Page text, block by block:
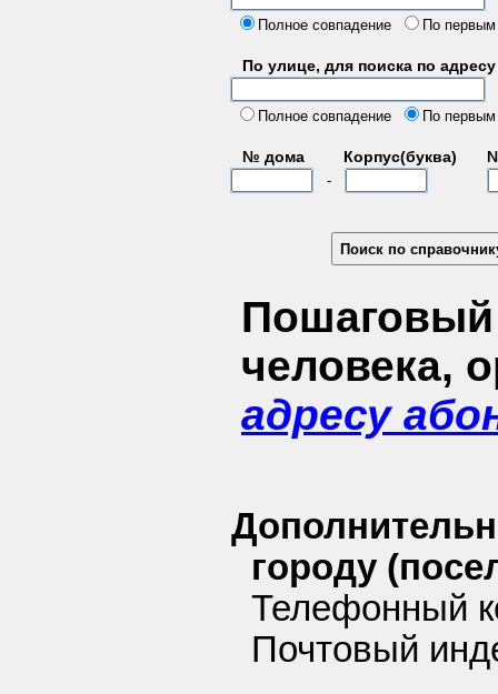
Полное совпадение По
По улице, для поиска по адресу
Полное совпадение
По
№ дома Корпус(буква)
-
Пошаговый
человека,
адресу
городу
Телефонный
Почтовый